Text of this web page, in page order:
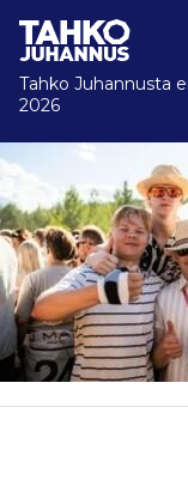
Tahko Juhannusta
2026